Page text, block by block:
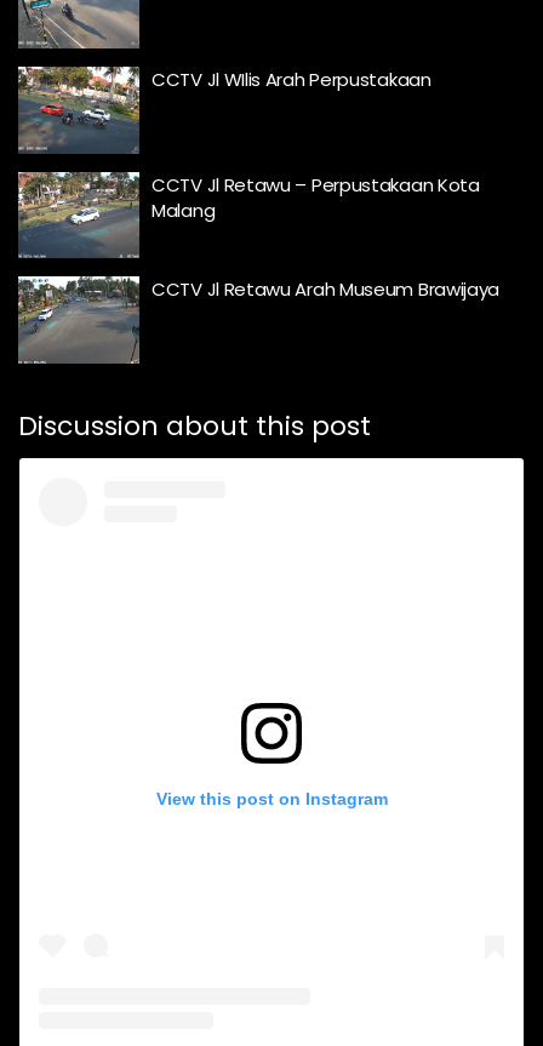
CCTV Jl WIlis Arah Perpustakaan
CCTV Jl Retawu – Perpustakaan Kota
Malang
CCTV Jl Retawu Arah Museum Brawijaya
Discussion about this post
View this post on Instagram